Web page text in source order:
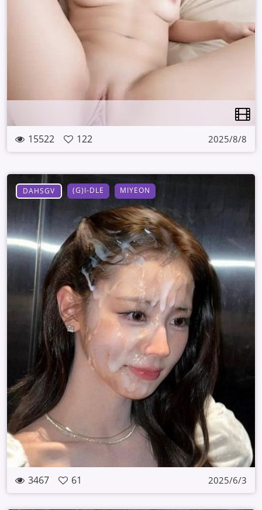
15522 122 2025/8/8
DAHSGV (G)I-DLE MIYEON
3467 61 2025/6/3